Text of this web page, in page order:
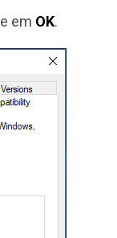
e em OK.